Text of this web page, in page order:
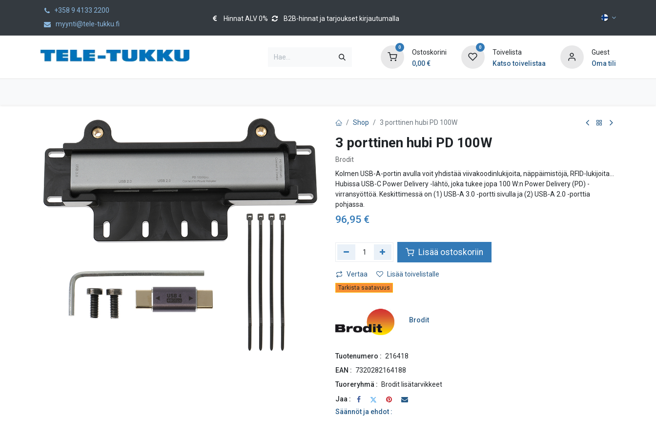
+358 9 4133 2200
myynti@tele-tukku.fi
Hinnat ALV 0% B2B-hinnat ja tarjoukset kirjautumalla
0
Ostoskorini
0,00€
0
Toivelista
Katso toivelistaa
Guest
Oma tili
Shop 3 porttinen hubi PD 100W
3 porttinen hubi PD 100W
Brodit
Kolmen USB-A-portin avulla voit yhdistää viivakoodinlukijoita, näppäimistöjä, RFID-lukijoita...
Hubissa USB-C Power Delivery -lähtö, joka tukee jopa 100 W:n Power Delivery (PD) -
virransyöttöä. Keskittimessä on (1) USB-A 3.0 -portti sivulla ja (2) USB-A 2.0 -porttia
pohjassa.
96,95 €
Lisää ostoskoriin
Vertaa Lisää toivelistalle
Tarkista saatavuus
Brodit
Tuotenumero : 216418
EAN : 7320282164188
Tuoreryhmä :
Brodit lisätarvikkeet
Jaa :
Säännöt ja ehdot :